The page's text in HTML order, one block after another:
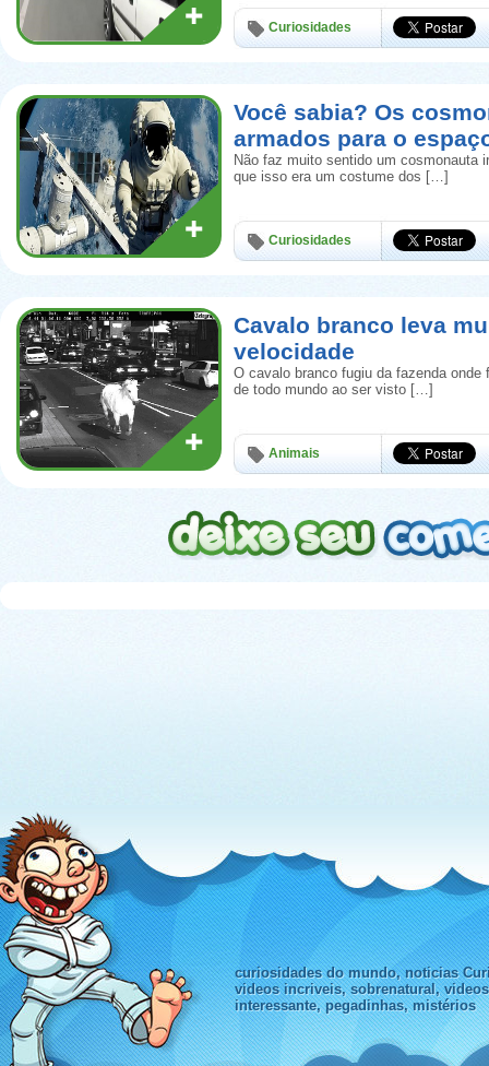
Curiosidades
Você sabia? Os
armados para o
Não faz muito sentido um cosmonauta
que isso era um costume dos […]
Curiosidades
Cavalo branco leva
velocidade
O cavalo branco fugiu da fazenda
de todo mundo ao ser visto […]
Animais
curiosidades do mundo, noticias
videos incriveis, sobrenatural,
interessante, pegadinhas, mistérios